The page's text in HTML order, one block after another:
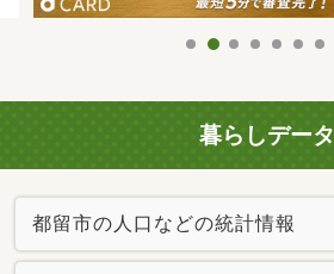
暮らしデータ
都留市の人口などの統計情報